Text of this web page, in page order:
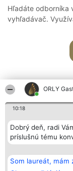
ORLY
10:18
Dobrý deň, radi
príslušnú tému
Som laureát, mám
Hľadáte odborníka
vyhľadávač.
Organizátor
Bright Side Solutions sp. z
o. sp. k.
Wrocław 50-079
KRS 0000749100 | Regon
381313360 | NIP